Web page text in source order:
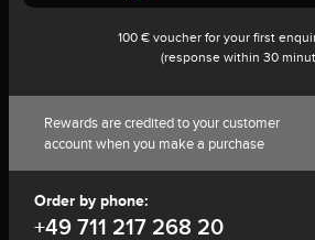
100 € voucher for your first
(response within 30
Rewards are credited to your customer
account when you make a purchase
Order by phone:
+49 711 217 268 20